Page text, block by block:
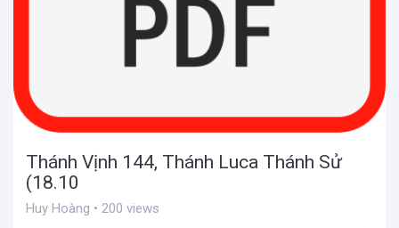
Thánh Vịnh 144, Thánh Luca Thánh Sử
(18.10
Huy Hoàng • 200 views